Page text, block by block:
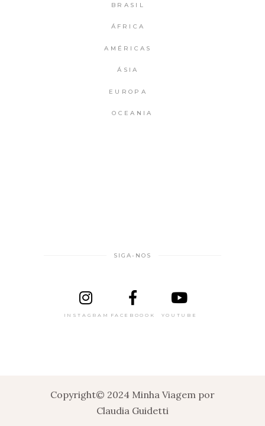
BRASIL
ÁFRICA
AMÉRICAS
ÁSIA
EUROPA
OCEANIA
SIGA-NOS
INSTAGRAM FACEBOOOK YOUTUBE
Copyright© 2024 Minha Viagem por
Claudia Guidetti